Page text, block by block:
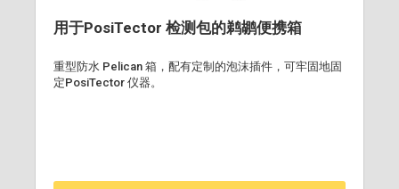
用于PosiTector 检测包的鹈鹕便携箱
重型防水 Pelican 箱，配有定制的泡沫插件，可牢固地固
定PosiTector 仪器。